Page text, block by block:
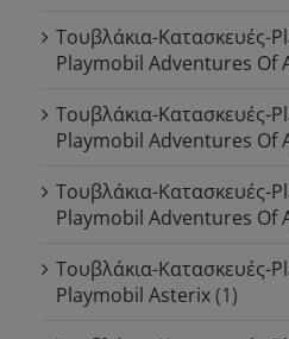
Τουβλάκια-Κατασκευές-
Playmobil Adventures Of
Τουβλάκια-Κατασκευές-
Playmobil Adventures Of
Τουβλάκια-Κατασκευές-
Playmobil Adventures Of
Τουβλάκια-Κατασκευές-
Playmobil Asterix(1)